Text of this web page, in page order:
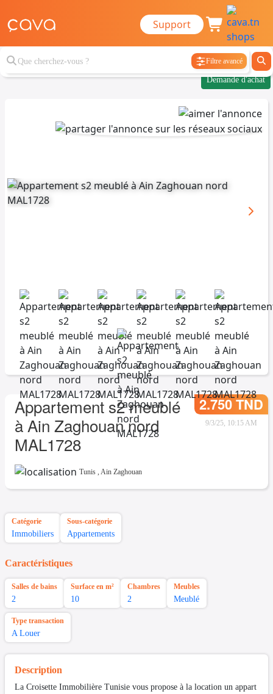
Support
Filtre avancé
Demande d'achat
Appartement s2 meublé
à Ain Zaghouan nord
MAL1728
2.750 TND
9/3/25, 10:15 AM
Tunis , Ain Zaghouan
Catégorie
Immobiliers
Sous-catégorie
Appartements
Caractéristiques
Salles de bains
2
Surface en m²
10
Chambres
2
Meubles
Meublé
Type transaction
A Louer
Description
La Croisette Immobilière Tunisie vous propose à la location un appart